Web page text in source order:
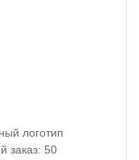
логотип
заказ: 50